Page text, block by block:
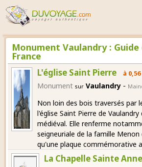
Monument Vaulandry : Guide
France
L'église Saint Pierre à 0,56
Monument sur Vaulandry -
Non loin des bois traversés par
l'église Saint Pierre de
médiéval. Elle renferme
seigneuriale de la famille Menon
qu'une plaque commémorative
La Chapelle Sainte Anne